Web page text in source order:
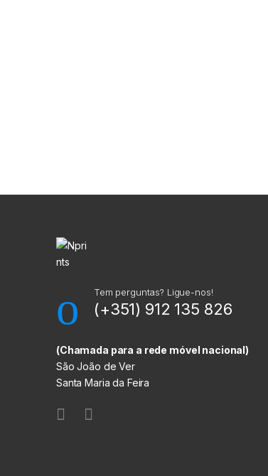
Tem perguntas? Ligue-nos!
(+351) 912 135 826
(Chamada para a rede móvel nacional)
São João de Ver
Santa Maria da Feira